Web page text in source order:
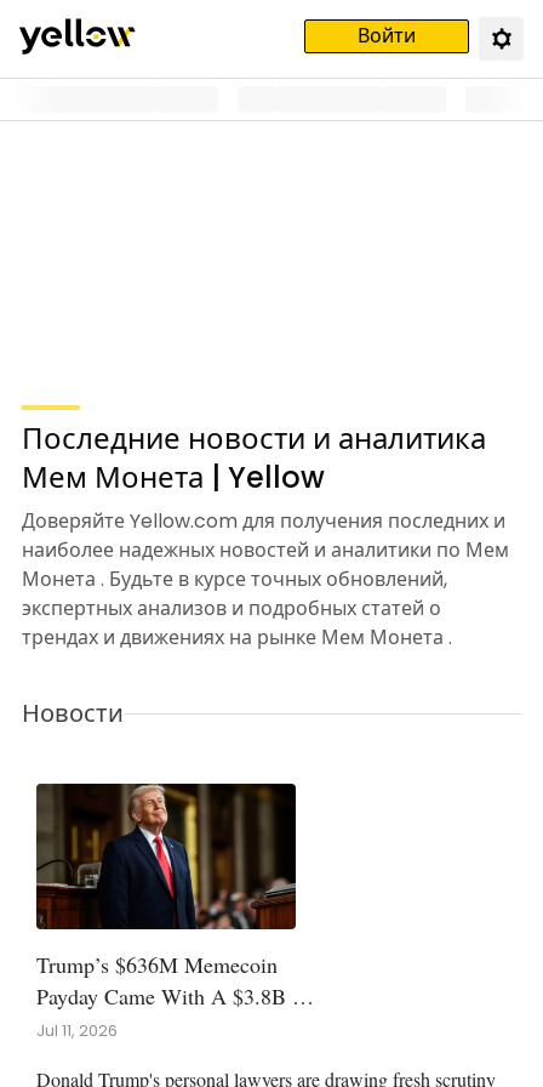
Войти
Последние новости и аналитика
Мем Монета | Yellow
Доверяйте Yellow.com для получения последних и
наиболее надежных новостей и аналитики по Мем
Монета . Будьте в курсе точных обновлений,
экспертных анализов и подробных статей о
трендах и движениях на рынке Мем Монета .
Новости
Trump’s $636M Memecoin
Payday Came With A $3.8B Bill
For Buyers
Jul 11, 2026
Donald Trump's personal lawyers are drawing fresh scrutiny